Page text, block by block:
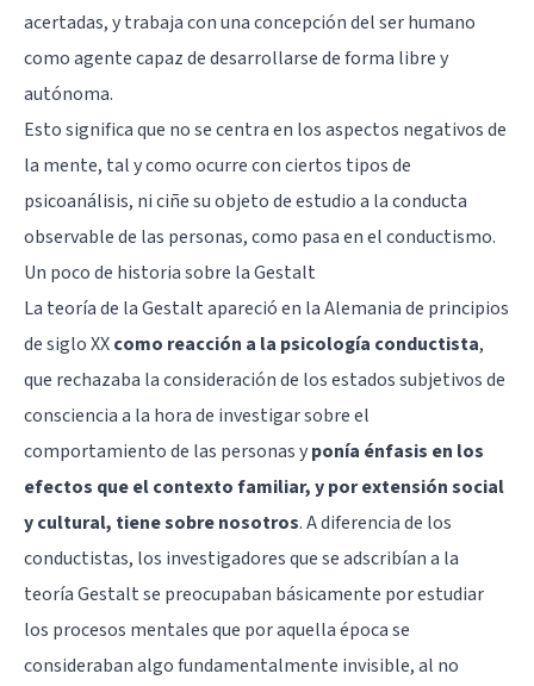
acertadas, y trabaja con una concepción del ser humano
como agente capaz de desarrollarse de forma libre y
autónoma.
Esto significa que no se centra en los aspectos negativos de
la mente, tal y como ocurre con ciertos tipos de
psicoanálisis, ni ciñe su objeto de estudio a la conducta
observable de las personas, como pasa en elconductismo.
Un poco de historia sobre la Gestalt
La teoría de la Gestalt apareció en la Alemania de principios
de siglo XXcomo reacción a la psicología conductista,
que rechazaba la consideración de los estados subjetivos de
consciencia a la hora de investigar sobre el
comportamiento de las personas yponía énfasis en los
efectos que el contexto familiar, y por extensión social
y cultural, tiene sobre nosotros. A diferencia de los
conductistas, los investigadores que se adscribían a la
teoría Gestalt se preocupaban básicamente por estudiar
los procesos mentales que por aquella época se
consideraban algo fundamentalmente invisible, al no